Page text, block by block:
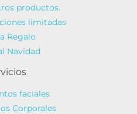
productos.
limitadas
Regalo
Navidad
faciales
Corporales